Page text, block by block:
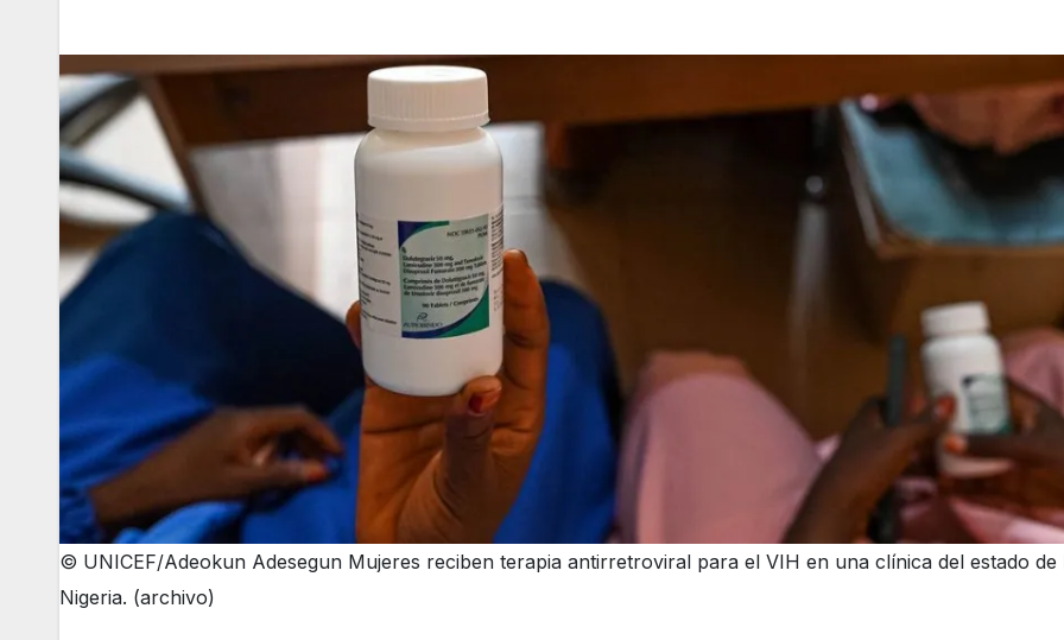
© UNICEF/Adeokun Adesegun Mujeres reciben terapia antirretroviral para el VIH en una clínica del estado de
Nigeria. (archivo)